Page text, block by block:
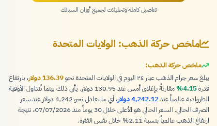
تفاصيل كاملة وتحليلات لجميع أوزان السبائك
ملخص حركة الذهب: الولايات المتحدة
ملخص حركة الذهب:
يبلغ سعر جرام الذهب عيار ٢٤ اليوم في الولايات المتحدة نحو
136.39 دولار
، بارتفاع
قدره4.15%
مقارنةً بإغلاق أمس عند 130.95 دولار. يأتي ذلك بينما تُتداول الأوقية
الطروادية عالمياً عند4,242.12 دولار
، أي ما يعادل نحو 4,242 دولار عند سعر
الصرف الحالي. السعر الحالي هو الأعلى خلال 30 يوماً منذ 07/07/2026، نتيجة
ارتفاع الذهب عالمياً بنسبة 2.11% خلال نفس الفترة.